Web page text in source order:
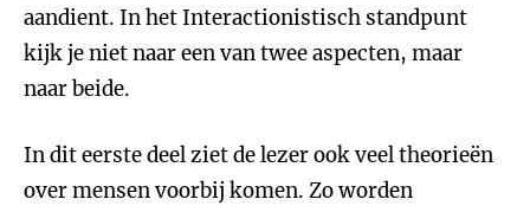
aandient. In het Interactionistisch standpunt
kijk je niet naar een van twee aspecten, maar
naar beide.
In dit eerste deel ziet de lezer ook veel theorieën
over mensen voorbij komen. Zo worden